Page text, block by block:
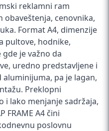
reklamni ram
obaveštenja, cenovnika,
Format A4, dimenzije
pultove, hodnike,
je važno da
uredno predstavljene i
pa je lagan,
Preklopni
i lako menjanje sadržaja,
FRAME A4 čini
poslovnu